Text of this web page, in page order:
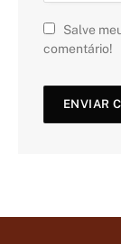
Salve
comentário!